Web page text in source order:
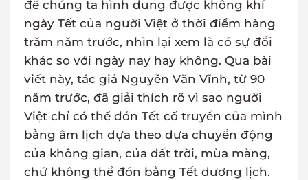
để chúng ta hình dung được không khí
ngày Tết của người Việt ở thời điểm hàng
trăm năm trước, nhìn lại xem là có sự đổi
khác so với ngày nay hay không. Qua bài
viết này, tác giả Nguyễn Văn Vĩnh, từ 90
năm trước, đã giải thích rõ vì sao người
Việt chỉ có thể đón Tết cổ truyền của mình
bằng âm lịch dựa theo dựa chuyển động
của không gian, của đất trời, mùa màng,
chứ không thể đón bằng Tết dương lịch.